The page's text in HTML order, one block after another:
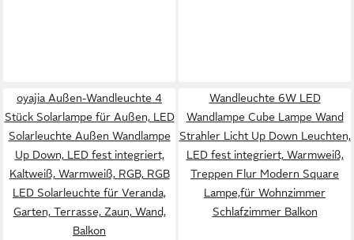
oyajia Außen-Wandleuchte 4
Stück Solarlampe für Außen, LED
Solarleuchte Außen Wandlampe
Up Down, LED fest integriert,
Kaltweiß, Warmweiß, RGB, RGB
LED Solarleuchte für Veranda,
Garten, Terrasse, Zaun, Wand,
Balkon
Wandleuchte 6W LED
Wandlampe Cube Lampe Wand
Strahler Licht Up Down Leuchten,
LED fest integriert, Warmweiß,
Treppen Flur Modern Square
Lampe,für Wohnzimmer
Schlafzimmer Balkon